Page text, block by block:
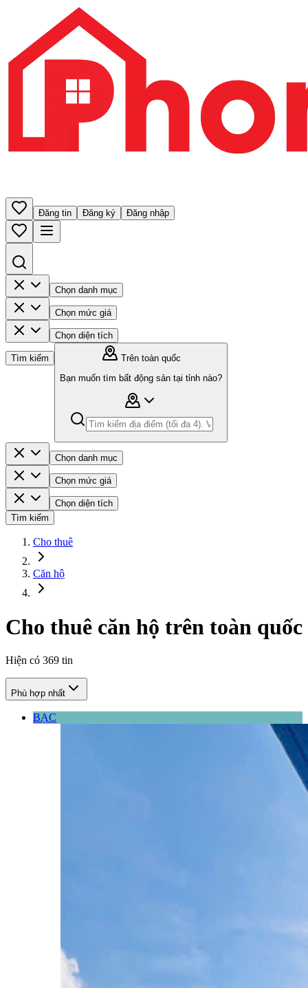
Đăng tin Đăng ký Đăng nhập
Chọn danh mục
Chọn mức giá
Chọn diện tích
Tìm kiếm
Trên toàn quốc
Bạn muốn tìm bất động sản tại tỉnh nào?
Chọn danh mục
Chọn mức giá
Chọn diện tích
Tìm kiếm
Cho thuê
Căn hộ
Cho thuê căn hộ trên toàn quốc
Hiện có 369 tin
Phù hợp nhất
BẠC